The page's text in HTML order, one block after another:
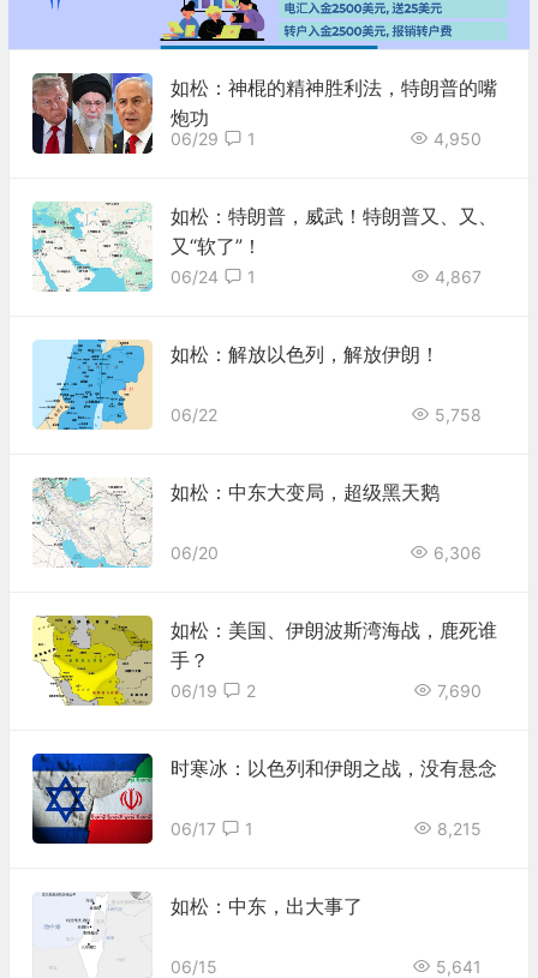
如松：神棍的精神胜利法，特朗普的嘴
炮功
06/29 4,950
1
如松：特朗普，威武！特朗普又、又、
又“软了”！
06/24 4,867
1
如松：解放以色列，解放伊朗！
06/22 5,758
如松：中东大变局，超级黑天鹅
06/20 6,306
如松：美国、伊朗波斯湾海战，鹿死谁
手？
06/19 7,690
2
时寒冰：以色列和伊朗之战，没有悬念
06/17 8,215
1
如松：中东，出大事了
06/15 5,641